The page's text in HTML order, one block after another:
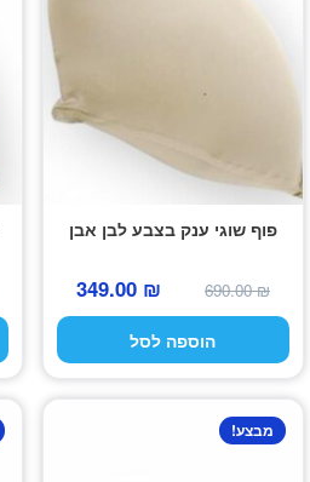
פוף שוגי ענק בצבע לבן אבן
690.00₪
המחיר
המקורי
היה:
349.00 ₪
המחיר
הנוכחי
הוא:
הוספה לסל
מבצע!